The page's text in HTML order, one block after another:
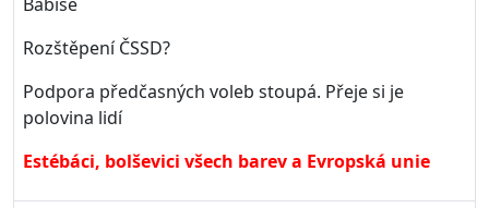
Rozštěpení ČSSD?
Podpora předčasných voleb stoupá. Přeje si je
polovina lidí
Estébáci, bolševici všech barev a Evropská unie